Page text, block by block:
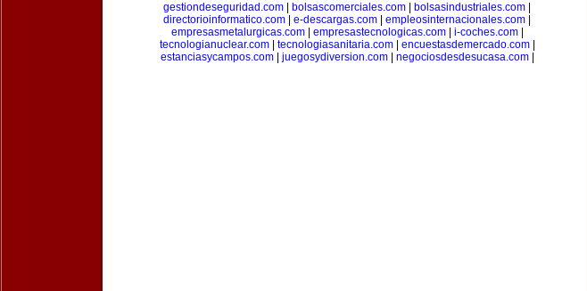
gestiondeseguridad.com
bolsascomerciales.com bolsasindustriales.com
directorioinformatico.com
e-descargas.com empleosinternacionales.com
empresasmetalurgicas.com| empresastecnologicas.com| i-coches.com|
tecnologianuclear.com| tecnologiasanitaria.com| encuestasdemercado.com|
estanciasycampos.com| juegosydiversion.com| negociosdesdesucasa.com|